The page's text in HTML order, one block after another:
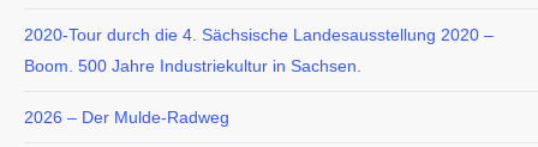
2020-Tour durch die 4. Sächsische Landesausstellung 2020 –
Boom. 500 Jahre Industriekultur in Sachsen.
2026 – Der Mulde-Radweg